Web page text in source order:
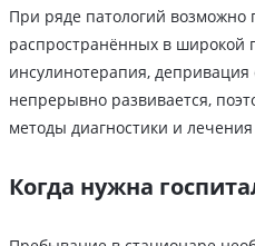
При ряде патологий
распространённых в широкой
инсулинотерапия,
непрерывно развивается,
методы диагностики и
Когда нужна